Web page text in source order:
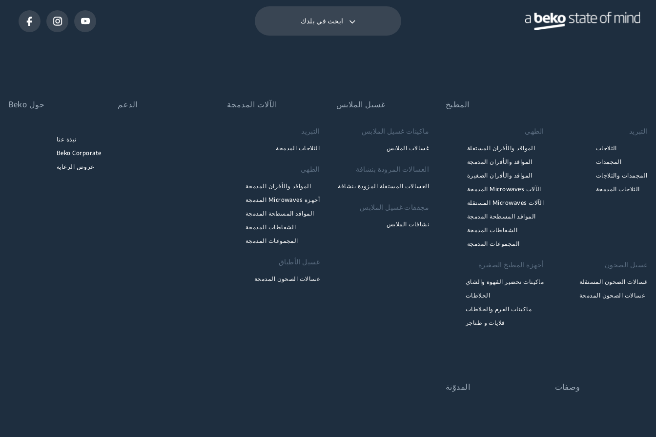
ابحث في بلدك
المطبخ
التبريد
الثلاجات
المجمدات
المجمدات والثلاجات
الثلاجات المدمجة
الطهي
المواقد والأفران المستقلة
المواقد والأفران المدمجة
المواقد والأفران الصغيرة
الآلات Microwaves المدمجة
الآلات Microwaves المستقلة
المواقد المسطحة المدمجة
الشفاطات المدمجة
المجموعات المدمجة
غسيل الصحون
غسالات الصحون المستقلة
غسالات الصحون المدمجة
أجهزة المطبخ الصغيرة
ماكينات تحضير القهوة والشاي
الخلاطات
ماكينات الفرم والخلاطات
قلايات و طناجر
غسيل الملابس
ماكينات غسيل الملابس
غسالات الملابس
الغسالات المزودة بنشافة
الغسالات المستقلة المزودة بنشافة
مجففات غسيل الملابس
نشافات الملابس
الآلات المدمجة
التبريد
الثلاجات المدمجة
الطهي
المواقد والأفران المدمجة
أجهزة Microwaves المدمجة
المواقد المسطحة المدمجة
الشفاطات المدمجة
المجموعات المدمجة
غسيل الأطباق
غسالات الصحون المدمجة
الدعم حول Beko
نبذة عنا
Beko Corporate
عروض الرعاية
وصفات المدوّنة